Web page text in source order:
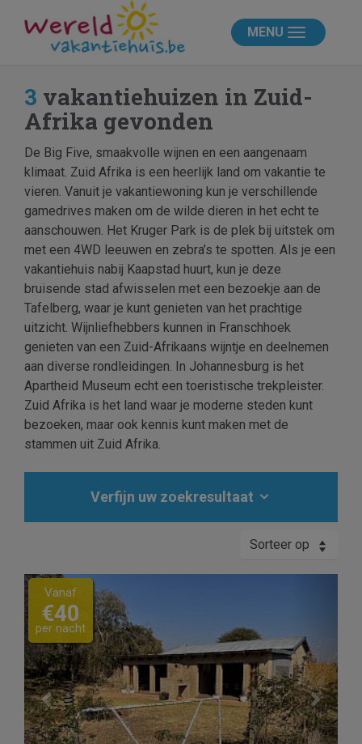
MENU
3 vakantiehuizen in Zuid-
Afrika gevonden
De Big Five, smaakvolle wijnen en een aangenaam
klimaat. Zuid Afrika is een heerlijk land om vakantie te
vieren. Vanuit je vakantiewoning kun je verschillende
gamedrives maken om de wilde dieren in het echt te
aanschouwen. Het Kruger Park is de plek bij uitstek om
met een 4WD leeuwen en zebra’s te spotten. Als je een
vakantiehuis nabij Kaapstad huurt, kun je deze
bruisende stad afwisselen met een bezoekje aan de
Tafelberg, waar je kunt genieten van het prachtige
uitzicht. Wijnliefhebbers kunnen in Franschhoek
genieten van een Zuid-Afrikaans wijntje en deelnemen
aan diverse rondleidingen. In Johannesburg is het
Apartheid Museum echt een toeristische trekpleister.
Zuid Afrika is het land waar je moderne steden kunt
bezoeken, maar ook kennis kunt maken met de
stammen uit Zuid Afrika.
Verfijn uw zoekresultaat
Sorteer op
Previous
Vanaf
€40
per nacht